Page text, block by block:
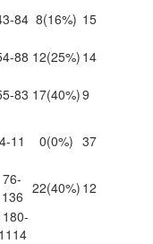
84 8(16%) 15
88 12(25%) 14
83 17(40%)9
4-11 0(0%) 37
76-
136 22(40%) 12
1114